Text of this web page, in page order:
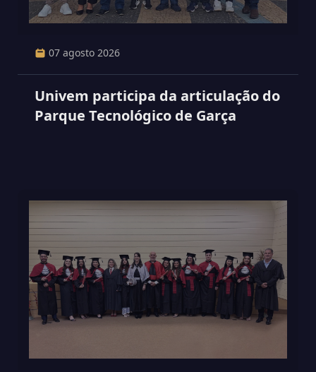
07 agosto 2026
Univem participa da articulação do
Parque Tecnológico de Garça